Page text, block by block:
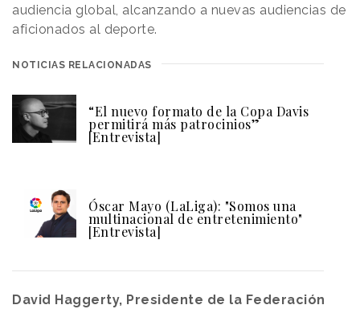
audiencia global, alcanzando a nuevas audiencias de
aficionados al deporte.
NOTICIAS RELACIONADAS
“El nuevo formato de la Copa Davis
permitirá más patrocinios”
[Entrevista]
Óscar Mayo (LaLiga): "Somos una
multinacional de entretenimiento"
[Entrevista]
David Haggerty, Presidente de la Federación